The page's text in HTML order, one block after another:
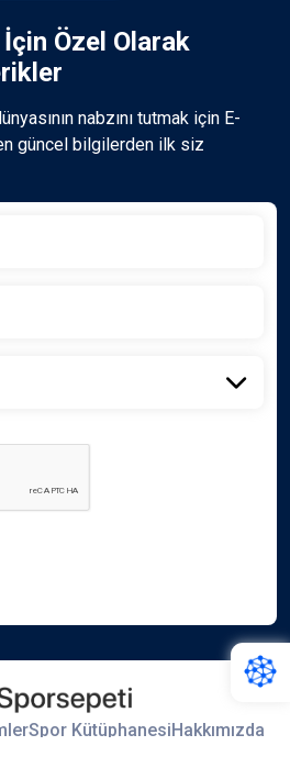
Özel Olarak
nabzını tutmak için E-
güncel bilgilerden ilk siz
Spor Kütüphanesi Hakkımızda